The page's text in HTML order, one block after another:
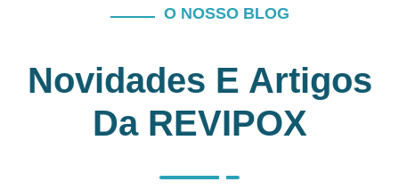
O NOSSO BLOG
Novidades E Artigos
Da REVIPOX